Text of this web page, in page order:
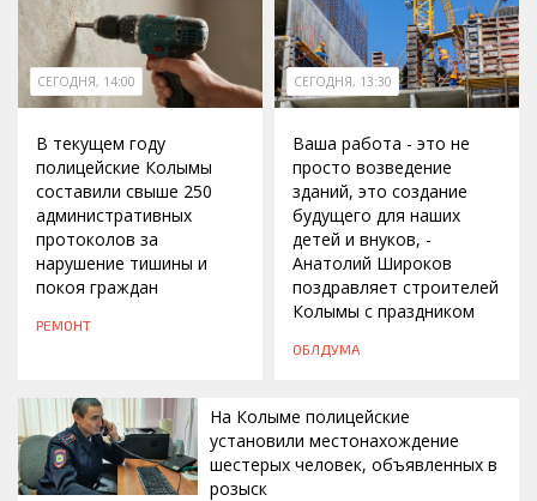
СЕГОДНЯ, 14:00
В текущем году
полицейские Колымы
составили свыше 250
административных
протоколов за
нарушение тишины и
покоя граждан
РЕМОНТ
СЕГОДНЯ, 13:30
Ваша работа - это не
просто возведение
зданий, это создание
будущего для наших
детей и внуков, -
Анатолий Широков
поздравляет строителей
Колымы с праздником
ОБЛДУМА
На Колыме полицейские
установили местонахождение
шестерых человек, объявленных в
розыск